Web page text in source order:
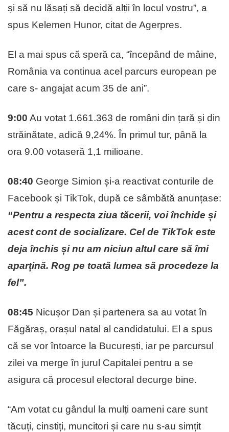
și să nu lăsați să decidă alții în locul vostru”, a
spus Kelemen Hunor, citat de Agerpres.
El a mai spus că speră ca, “începând de mâine,
România va continua acel parcurs european pe
care s- angajat acum 35 de ani”.
9:00 Au votat 1.661.363 de români din țară și din
străinătate, adică 9,24%. În primul tur, până la
ora 9.00 votaseră 1,1 milioane.
08:40 George Simion și-a reactivat conturile de
Facebook și TikTok, după ce sâmbătă anunțase:
“Pentru a respecta ziua tăcerii, voi închide și
acest cont de socializare. Cel de TikTok este
deja închis și nu am niciun altul care să îmi
aparțină. Rog pe toată lumea să procedeze la
fel”.
08:45 Nicușor Dan și partenera sa au votat în
Făgăraș, orașul natal al candidatului. El a spus
că se vor întoarce la București, iar pe parcursul
zilei va merge în jurul Capitalei pentru a se
asigura că procesul electoral decurge bine.
“Am votat cu gândul la mulți oameni care sunt
tăcuți, cinstiți, muncitori și care nu s-au simțit